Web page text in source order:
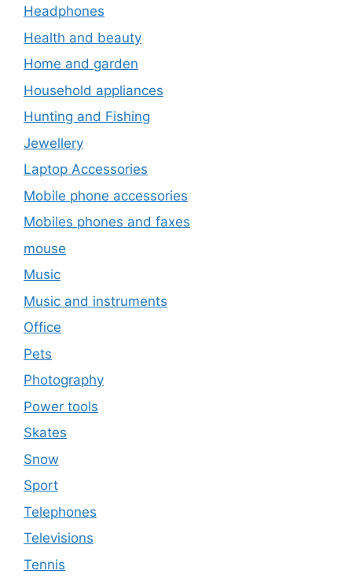
Headphones
Health and beauty
Home and garden
Household appliances
Hunting and Fishing
Jewellery
Laptop Accessories
Mobile phone accessories
Mobiles phones and faxes
mouse
Music
Music and instruments
Office
Pets
Photography
Power tools
Skates
Snow
Sport
Telephones
Televisions
Tennis